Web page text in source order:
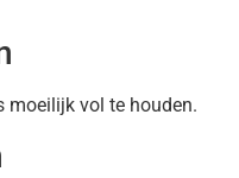
moeilijk vol te houden.